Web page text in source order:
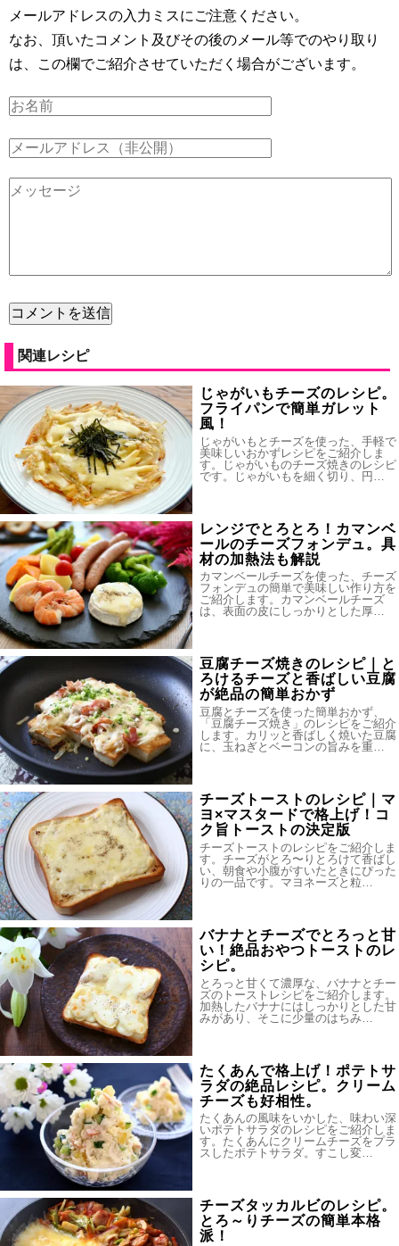
メールアドレスの入力ミスにご注意ください。
なお、頂いたコメント及びその後のメール等でのやり取り
は、この欄でご紹介させていただく場合がございます。
関連レシピ
じゃがいもチーズのレシピ。
フライパンで簡単ガレット
風！
じゃがいもとチーズを使った、手軽で
美味しいおかずレシピをご紹介しま
す。じゃがいものチーズ焼きのレシピ
です。じゃがいもを細く切り、円…
レンジでとろとろ！カマンベ
ールのチーズフォンデュ。具
材の加熱法も解説
カマンベールチーズを使った、チーズ
フォンデュの簡単で美味しい作り方を
ご紹介します。カマンベールチーズ
は、表面の皮にしっかりとした厚…
豆腐チーズ焼きのレシピ｜と
ろけるチーズと香ばしい豆腐
が絶品の簡単おかず
豆腐とチーズを使った簡単おかず、
「豆腐チーズ焼き」のレシピをご紹介
します。カリッと香ばしく焼いた豆腐
に、玉ねぎとベーコンの旨みを重…
チーズトーストのレシピ｜マ
ヨ×マスタードで格上げ！コ
ク旨トーストの決定版
チーズトーストのレシピをご紹介しま
す。チーズがとろ〜りとろけて香ばし
い、朝食や小腹がすいたときにぴった
りの一品です。マヨネーズと粒…
バナナとチーズでとろっと甘
い！絶品おやつトーストのレ
シピ。
とろっと甘くて濃厚な、バナナとチー
ズのトーストレシピをご紹介します。
加熱したバナナにはしっかりとした甘
みがあり、そこに少量のはちみ…
たくあんで格上げ！ポテトサ
ラダの絶品レシピ。クリーム
チーズも好相性。
たくあんの風味をいかした、味わい深
いポテトサラダのレシピをご紹介しま
す。たくあんにクリームチーズをプラ
スしたポテトサラダ。すこし変…
チーズタッカルビのレシピ。
とろ～りチーズの簡単本格
派！